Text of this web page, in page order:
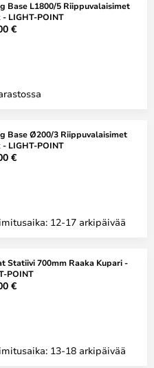
Base L1800/5 Riippuvalaisimet
- LIGHT-POINT
€
Base Ø200/3 Riippuvalaisimet
- LIGHT-POINT
€
12-17 arkipäivää
Statiivi 700mm Raaka Kupari -
POINT
€
13-18 arkipäivää